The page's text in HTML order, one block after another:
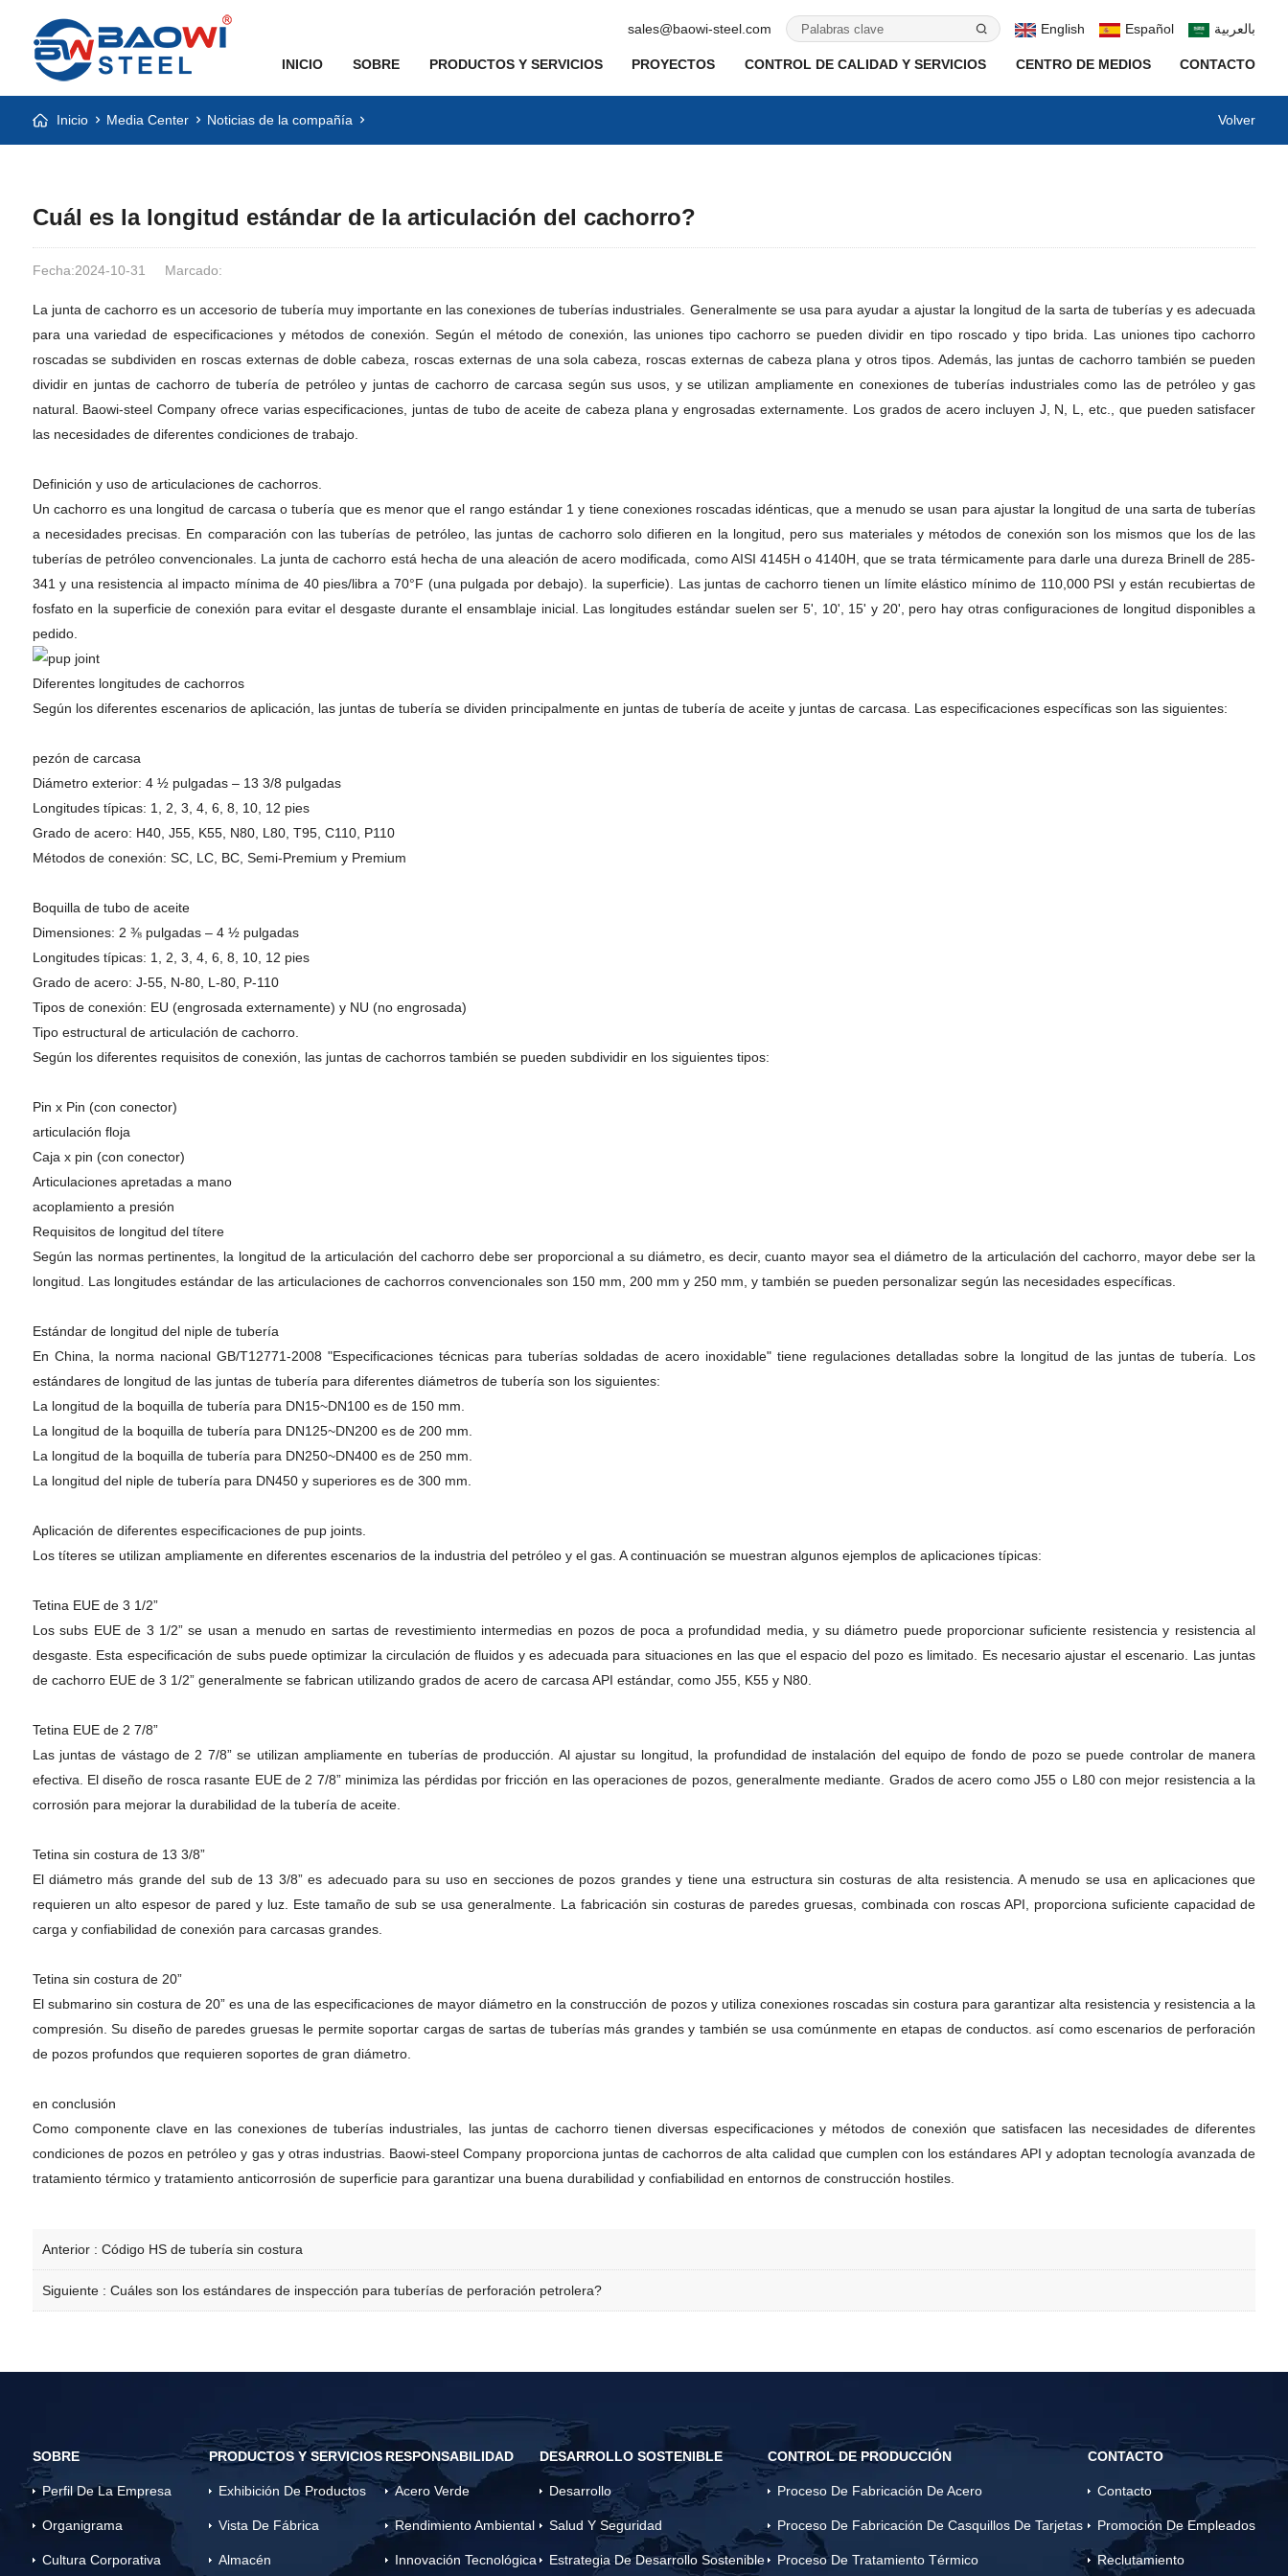
sales@baowi-steel.com English Español بالعربية
INICIO SOBRE PRODUCTOS Y SERVICIOS PROYECTOS CONTROL DE CALIDAD Y SERVICIOS CENTRO DE MEDIOS CONTACTO
Volver
Inicio Media Center Noticias de la compañía
Cuál es la longitud estándar de la articulación del cachorro?
Fecha:2024-10-31 Marcado:
La junta de cachorro es un accesorio de tubería muy importante en las conexiones de tuberías industriales. Generalmente se usa para ayudar a ajustar la longitud de la sarta de tuberías y es adecuada
para una variedad de especificaciones y métodos de conexión. Según el método de conexión, las uniones tipo cachorro se pueden dividir en tipo roscado y tipo brida. Las uniones tipo cachorro
roscadas se subdividen en roscas externas de doble cabeza, roscas externas de una sola cabeza, roscas externas de cabeza plana y otros tipos. Además, las juntas de cachorro también se pueden
dividir en juntas de cachorro de tubería de petróleo y juntas de cachorro de carcasa según sus usos, y se utilizan ampliamente en conexiones de tuberías industriales como las de petróleo y gas
natural. Baowi-steel Company ofrece varias especificaciones, juntas de tubo de aceite de cabeza plana y engrosadas externamente. Los grados de acero incluyen J, N, L, etc., que pueden satisfacer
las necesidades de diferentes condiciones de trabajo.
Definición y uso de articulaciones de cachorros.
Un cachorro es una longitud de carcasa o tubería que es menor que el rango estándar 1 y tiene conexiones roscadas idénticas, que a menudo se usan para ajustar la longitud de una sarta de tuberías
a necesidades precisas. En comparación con las tuberías de petróleo, las juntas de cachorro solo difieren en la longitud, pero sus materiales y métodos de conexión son los mismos que los de las
tuberías de petróleo convencionales. La junta de cachorro está hecha de una aleación de acero modificada, como AISI 4145H o 4140H, que se trata térmicamente para darle una dureza Brinell de 285-
341 y una resistencia al impacto mínima de 40 pies/libra a 70°F (una pulgada por debajo). la superficie). Las juntas de cachorro tienen un límite elástico mínimo de 110,000 PSI y están recubiertas de
fosfato en la superficie de conexión para evitar el desgaste durante el ensamblaje inicial. Las longitudes estándar suelen ser 5', 10', 15' y 20', pero hay otras configuraciones de longitud disponibles a
pedido.
Diferentes longitudes de cachorros
Según los diferentes escenarios de aplicación, las juntas de tubería se dividen principalmente en juntas de tubería de aceite y juntas de carcasa. Las especificaciones específicas son las siguientes:
pezón de carcasa
Diámetro exterior: 4 ½ pulgadas – 13 3/8 pulgadas
Longitudes típicas: 1, 2, 3, 4, 6, 8, 10, 12 pies
Grado de acero: H40, J55, K55, N80, L80, T95, C110, P110
Métodos de conexión: SC, LC, BC, Semi-Premium y Premium
Boquilla de tubo de aceite
Dimensiones: 2 ⅜ pulgadas – 4 ½ pulgadas
Longitudes típicas: 1, 2, 3, 4, 6, 8, 10, 12 pies
Grado de acero: J-55, N-80, L-80, P-110
Tipos de conexión: EU (engrosada externamente) y NU (no engrosada)
Tipo estructural de articulación de cachorro.
Según los diferentes requisitos de conexión, las juntas de cachorros también se pueden subdividir en los siguientes tipos:
Pin x Pin (con conector)
articulación floja
Caja x pin (con conector)
Articulaciones apretadas a mano
acoplamiento a presión
Requisitos de longitud del títere
Según las normas pertinentes, la longitud de la articulación del cachorro debe ser proporcional a su diámetro, es decir, cuanto mayor sea el diámetro de la articulación del cachorro, mayor debe ser la
longitud. Las longitudes estándar de las articulaciones de cachorros convencionales son 150 mm, 200 mm y 250 mm, y también se pueden personalizar según las necesidades específicas.
Estándar de longitud del niple de tubería
En China, la norma nacional GB/T12771-2008 "Especificaciones técnicas para tuberías soldadas de acero inoxidable" tiene regulaciones detalladas sobre la longitud de las juntas de tubería. Los
estándares de longitud de las juntas de tubería para diferentes diámetros de tubería son los siguientes:
La longitud de la boquilla de tubería para DN15~DN100 es de 150 mm.
La longitud de la boquilla de tubería para DN125~DN200 es de 200 mm.
La longitud de la boquilla de tubería para DN250~DN400 es de 250 mm.
La longitud del niple de tubería para DN450 y superiores es de 300 mm.
Aplicación de diferentes especificaciones de pup joints.
Los títeres se utilizan ampliamente en diferentes escenarios de la industria del petróleo y el gas. A continuación se muestran algunos ejemplos de aplicaciones típicas:
Tetina EUE de 3 1/2”
Los subs EUE de 3 1/2” se usan a menudo en sartas de revestimiento intermedias en pozos de poca a profundidad media, y su diámetro puede proporcionar suficiente resistencia y resistencia al
desgaste. Esta especificación de subs puede optimizar la circulación de fluidos y es adecuada para situaciones en las que el espacio del pozo es limitado. Es necesario ajustar el escenario. Las juntas
de cachorro EUE de 3 1/2” generalmente se fabrican utilizando grados de acero de carcasa API estándar, como J55, K55 y N80.
Tetina EUE de 2 7/8”
Las juntas de vástago de 2 7/8” se utilizan ampliamente en tuberías de producción. Al ajustar su longitud, la profundidad de instalación del equipo de fondo de pozo se puede controlar de manera
efectiva. El diseño de rosca rasante EUE de 2 7/8” minimiza las pérdidas por fricción en las operaciones de pozos, generalmente mediante. Grados de acero como J55 o L80 con mejor resistencia a la
corrosión para mejorar la durabilidad de la tubería de aceite.
Tetina sin costura de 13 3/8”
El diámetro más grande del sub de 13 3/8” es adecuado para su uso en secciones de pozos grandes y tiene una estructura sin costuras de alta resistencia. A menudo se usa en aplicaciones que
requieren un alto espesor de pared y luz. Este tamaño de sub se usa generalmente. La fabricación sin costuras de paredes gruesas, combinada con roscas API, proporciona suficiente capacidad de
carga y confiabilidad de conexión para carcasas grandes.
Tetina sin costura de 20”
El submarino sin costura de 20” es una de las especificaciones de mayor diámetro en la construcción de pozos y utiliza conexiones roscadas sin costura para garantizar alta resistencia y resistencia a la
compresión. Su diseño de paredes gruesas le permite soportar cargas de sartas de tuberías más grandes y también se usa comúnmente en etapas de conductos. así como escenarios de perforación
de pozos profundos que requieren soportes de gran diámetro.
en conclusión
Como componente clave en las conexiones de tuberías industriales, las juntas de cachorro tienen diversas especificaciones y métodos de conexión que satisfacen las necesidades de diferentes
condiciones de pozos en petróleo y gas y otras industrias. Baowi-steel Company proporciona juntas de cachorros de alta calidad que cumplen con los estándares API y adoptan tecnología avanzada de
tratamiento térmico y tratamiento anticorrosión de superficie para garantizar una buena durabilidad y confiabilidad en entornos de construcción hostiles.
Anterior : Código HS de tubería sin costura
Siguiente : Cuáles son los estándares de inspección para tuberías de perforación petrolera?
SOBRE
Perfil De La Empresa
Organigrama
Cultura Corporativa
PRODUCTOS Y SERVICIOS
Exhibición De Productos
Vista De Fábrica
Almacén
RESPONSABILIDAD
Acero Verde
Rendimiento Ambiental
Innovación Tecnológica
DESARROLLO SOSTENIBLE
Desarrollo
Salud Y Seguridad
Estrategia De Desarrollo Sostenible
CONTROL DE PRODUCCIÓN
Proceso De Fabricación De Acero
Proceso De Fabricación De Casquillos De Tarjetas
Proceso De Tratamiento Térmico
CONTACTO
Contacto
Promoción De Empleados
Reclutamiento